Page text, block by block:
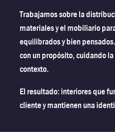
Trabajamos sobre la
materiales y el mobiliario
equilibrados y bien
con un propósito, cuidando
contexto.
El resultado: interiores que
cliente y mantienen una